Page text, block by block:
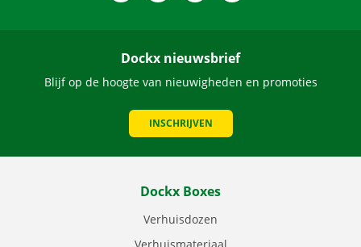
Dockx nieuwsbrief
Blijf op de hoogte van nieuwigheden en promoties
INSCHRIJVEN
Dockx Boxes
Verhuisdozen